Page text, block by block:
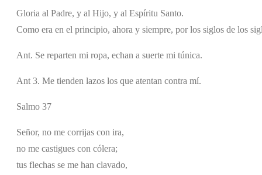
Gloria al Padre, y al Hijo, y al Espíritu Santo.
Como era en el principio, ahora y siempre, por los siglos de los
Ant. Se reparten mi ropa, echan a suerte mi túnica.
Ant 3. Me tienden lazos los que atentan contra mí.
Salmo 37
Señor, no me corrijas con ira,
no me castigues con cólera;
tus flechas se me han clavado,